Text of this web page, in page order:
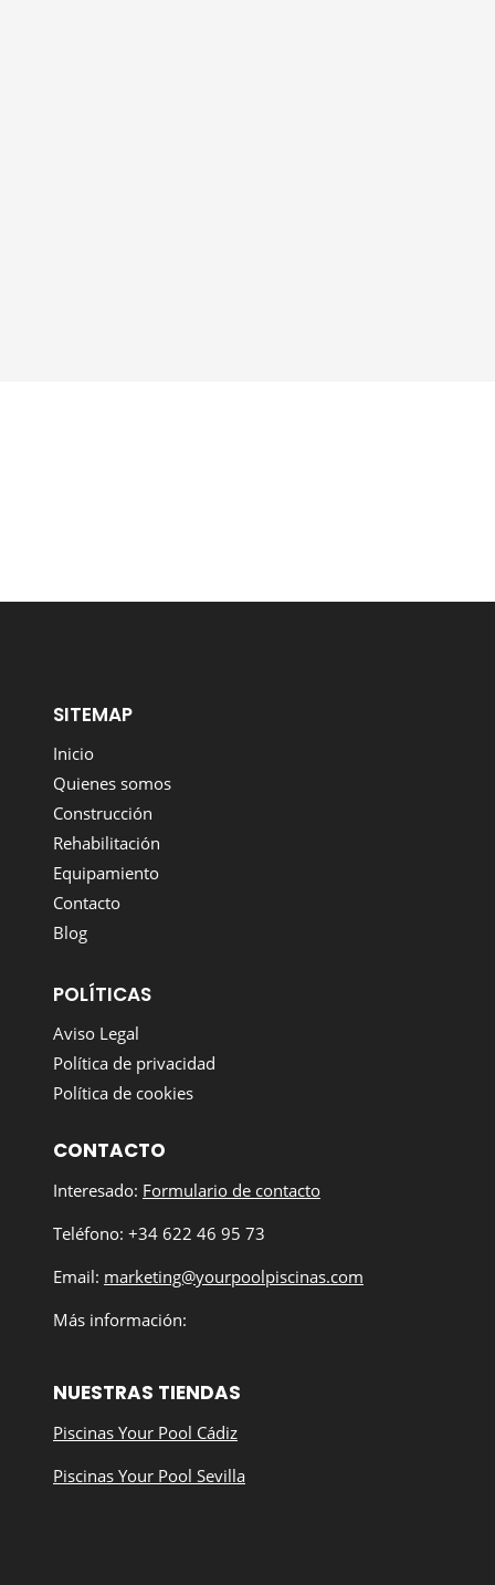
SITEMAP
Inicio
Quienes somos
Construcción
Rehabilitación
Equipamiento
Contacto
Blog
POLÍTICAS
Aviso Legal
Política de privacidad
Política de cookies
CONTACTO
Interesado: Formulario de contacto
Teléfono: +34 622 46 95 73
Email: marketing@yourpoolpiscinas.com
Más información:
NUESTRAS TIENDAS
Piscinas Your Pool Cádiz
Piscinas Your Pool Sevilla